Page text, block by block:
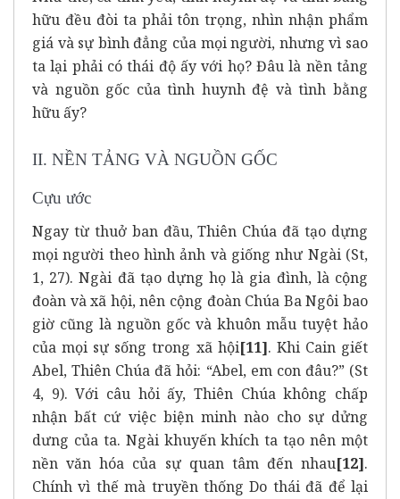
hữu đều đòi ta phải tôn trọng, nhìn nhận phẩm
giá và sự bình đẳng của mọi người, nhưng vì sao
ta lại phải có thái độ ấy với họ? Đâu là nền tảng
và nguồn gốc của tình huynh đệ và tình bằng
hữu ấy?
II. NỀN TẢNG VÀ NGUỒN GỐC
Cựu ước
Ngay từ thuở ban đầu, Thiên Chúa đã tạo dựng
mọi người theo hình ảnh và giống như Ngài (St,
1, 27). Ngài đã tạo dựng họ là gia đình, là cộng
đoàn và xã hội, nên cộng đoàn Chúa Ba Ngôi bao
giờ cũng là nguồn gốc và khuôn mẫu tuyệt hảo
của mọi sự sống trong xã hội[11]. Khi Cain giết
Abel, Thiên Chúa đã hỏi: “Abel, em con đâu?” (St
4, 9). Với câu hỏi ấy, Thiên Chúa không chấp
nhận bất cứ việc biện minh nào cho sự dửng
dưng của ta. Ngài khuyến khích ta tạo nên một
nền văn hóa của sự quan tâm đến nhau[12].
Chính vì thế mà truyền thống Do thái đã để lại